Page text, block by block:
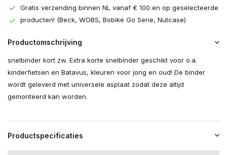
Gratis verzending binnen NL vanaf € 100 en op geselecteerde
producten! (Beck, WOBS, Bobike Go Serie, Nutcase)
Productomschrijving
snelbinder kort zw. Extra korte snelbinder geschikt voor o.a.
kinderfietsen en Batavus, kleuren voor jong en oud! De binder
wordt geleverd met universele asplaat zodat deze altijd
gemonteerd kan worden.
Productspecificaties